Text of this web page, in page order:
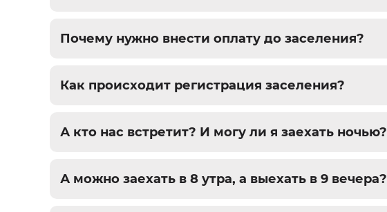
Почему нужно внести оплату до заселения?
Как происходит регистрация заселения?
А кто нас встретит? И могу ли я заехать ночью?
А можно заехать в 8 утра, а выехать в 9 вечера?